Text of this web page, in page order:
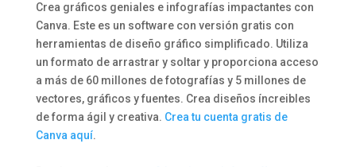
Crea gráficos geniales e infografías impactantes con
Canva. Este es un software con versión gratis con
herramientas de diseño gráfico simplificado. Utiliza
un formato de arrastrar y soltar y proporciona acceso
a más de 60 millones de fotografías y 5 millones de
vectores, gráficos y fuentes. Crea diseños íncreibles
de forma ágil y creativa. Crea tu cuenta gratis de
Canva aquí.